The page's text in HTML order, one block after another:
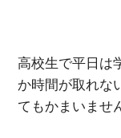
高校生で平日は
か時間が取れな
てもかまいませ